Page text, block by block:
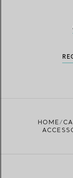
HOME